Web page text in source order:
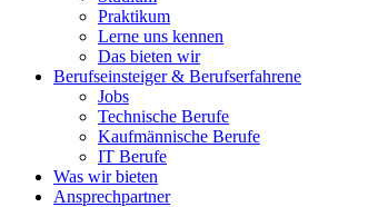
Praktikum
Lerne uns kennen
Das bieten wir
Berufseinsteiger & Berufserfahrene
Jobs
Technische Berufe
Kaufmännische Berufe
IT Berufe
Was wir bieten
Ansprechpartner